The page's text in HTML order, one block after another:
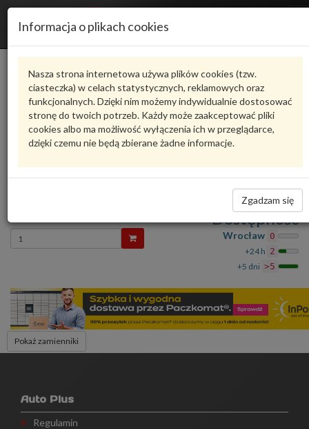
Informacja o plikach cookies
Nasza strona internetowa używa plików cookies (tzw.
ciasteczka) w celach statystycznych, reklamowych oraz
funkcjonalnych. Dzięki nim możemy indywidualnie dostosować
stronę do twoich potrzeb. Każdy może zaakceptować pliki
cookies albo ma możliwość wyłączenia ich w przeglądarce,
dzięki czemu nie będą zbierane żadne informacje.
Zgadzam się
Karta produktu
4M0807067DGRUVAG
VAG - produkt oryginalny VW AUDI SEAT SKODA
POSZYCIE Z 4M0807067DGRU VAG
Wprowadź
ilość
Dostępność
Wrocław 0
+24 h 2
+5 dni >5
Pokaż zamienniki
Auto Plus
Regulamin